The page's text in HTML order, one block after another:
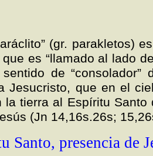
(gr. parakletos)
es “llamado al lado
de
Jesucristo, que en el
la tierra al Espíritu
(Jn 14,16s.26s;
Santo, presencia de